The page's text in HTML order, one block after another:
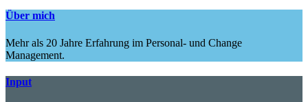
Über mich
Mehr als 20 Jahre Erfahrung im Personal- und Change
Management.
Input